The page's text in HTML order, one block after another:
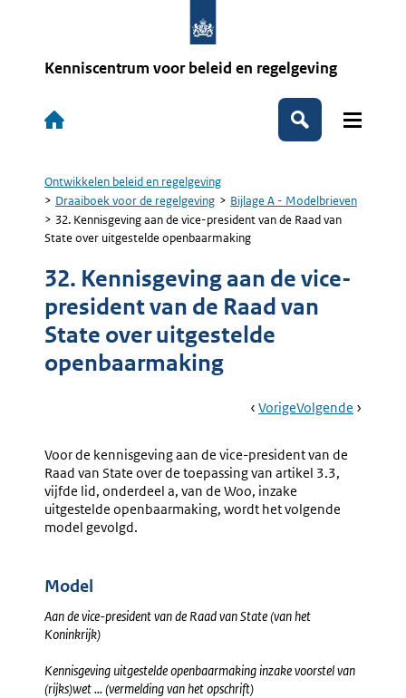
Kenniscentrum voor beleid en regelgeving
Hoofdnavigatie
Zoeken
Kruimelpad
Ontwikkelen beleid en regelgeving
Draaiboek voor de regelgeving
Bijlage A - Modelbrieven
32. Kennisgeving aan de vice-president van de Raad van
State over uitgestelde openbaarmaking
32. Kennisgeving aan de vice-
president van de Raad van
State over uitgestelde
openbaarmaking
Book
Ga
VorigePagina:
Wetsvoorstel
Ga
Volgende Pagina:
Voor de kennisgeving aan de vice-president van de
Raad van State over de toepassing van artikel 3.3,
vijfde lid, onderdeel a, van de Woo, inzake
uitgestelde openbaarmaking, wordt het volgende
model gevolgd.
Model
Aan de vice-president van de Raad van State (van het
Koninkrijk)
Kennisgeving uitgestelde openbaarmaking inzake voorstel van
(rijks)wet ... (vermelding van het opschrift)